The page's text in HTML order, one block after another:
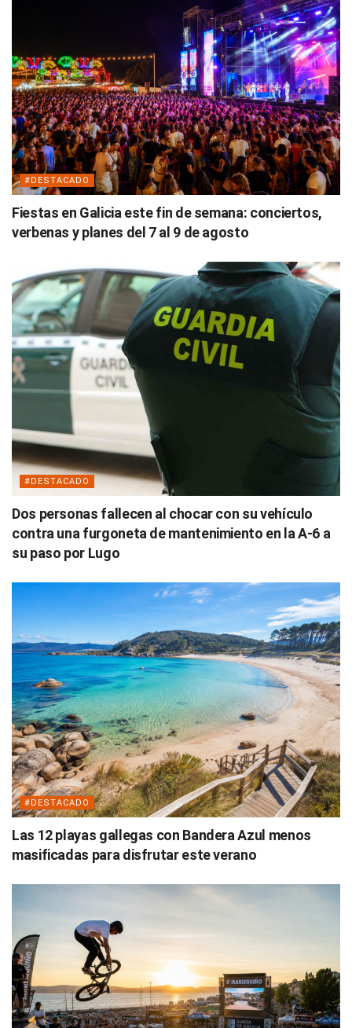
#DESTACADO
Fiestas en Galicia este fin de semana: conciertos,
verbenas y planes del 7 al 9 de agosto
#DESTACADO
Dos personas fallecen al chocar con su vehículo
contra una furgoneta de mantenimiento en la A-6 a
su paso por Lugo
#DESTACADO
Las 12 playas gallegas con Bandera Azul menos
masificadas para disfrutar este verano